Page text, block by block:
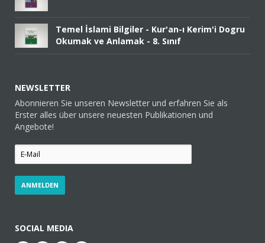
Temel İslami Bilgiler - Kur'an-ı Kerim'i Dogru
Okumak ve Anlamak - 8. Sınıf
NEWSLETTER
Abonnieren Sie unseren Newsletter und erfahren Sie als
Erster alles über unsere neuesten Publikationen und
Angebote!
SOCIAL MEDIA